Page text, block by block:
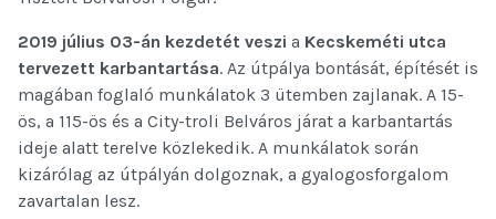
2019 július 03-án kezdetét veszi a Kecskeméti utca
tervezett karbantartása. Az útpálya bontását, építését is
magában foglaló munkálatok 3 ütemben zajlanak. A 15-
ös, a 115-ös és a City-troli Belváros járat a karbantartás
ideje alatt terelve közlekedik. A munkálatok során
kizárólag az útpályán dolgoznak, a gyalogosforgalom
zavartalan lesz.